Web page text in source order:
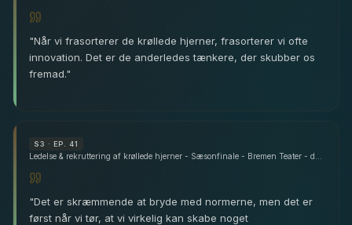
"Når vi frasorterer de krøllede hjerner, frasorterer vi ofte
innovation. Det er de anderledes tænkere, der skubber os
fremad."
S3 · EP. 41
"Det er skræmmende at bryde med normerne, men det er
først når vi tør, at vi virkelig kan skabe noget